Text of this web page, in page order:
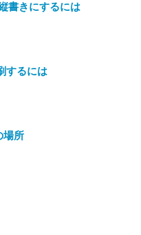
書きにするには
するには
場所